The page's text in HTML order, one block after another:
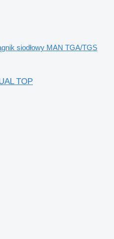
siodłowy MAN TGA/TGS
TOP